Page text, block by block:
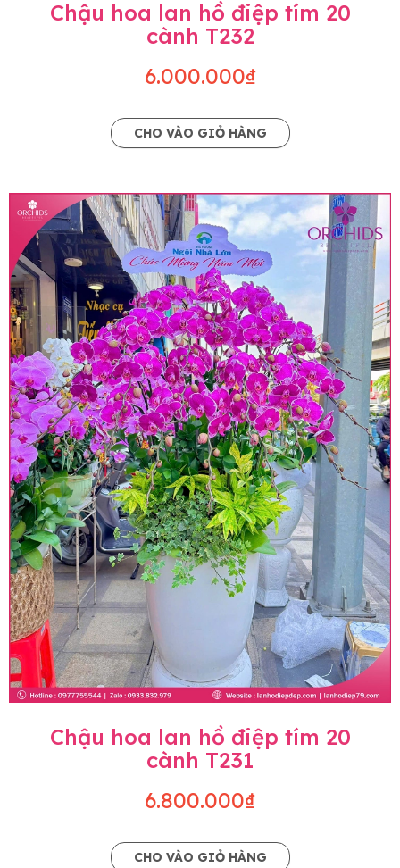
Chậu hoa lan hồ điệp tím 20
cành T232
6.000.000₫
CHO VÀO GIỎ HÀNG
Chậu hoa lan hồ điệp tím 20
cành T231
6.800.000₫
CHO VÀO GIỎ HÀNG